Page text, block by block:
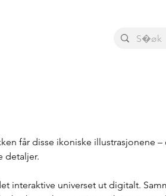
får disse ikoniske illustrasjonene
detaljer.
interaktive universet ut digitalt.